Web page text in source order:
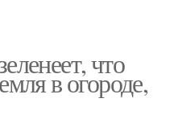
что
в огороде,